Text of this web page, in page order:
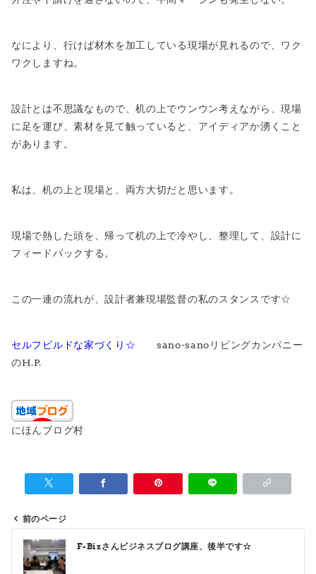
なにより、行けば材木を加工している現場が見れるので、ワク
ワクしますね。
設計とは不思議なもので、机の上でウンウン考えながら、現場
に足を運び、素材を見て触っていると、アイディアか湧くこと
があります。
私は、机の上と現場と、両方大切だと思います。
現場で熱した頭を、帰って机の上で冷やし、整理して、設計に
フィードバックする。
この一連の流れが、設計者兼現場監督の私のスタンスです☆
セルフビルドな家づくり☆ sano-sanoリビングカンパニー
のH.P.
にほんブログ村
投
稿
前のページ
F-Bizさんビジネスブログ講座、後半です☆